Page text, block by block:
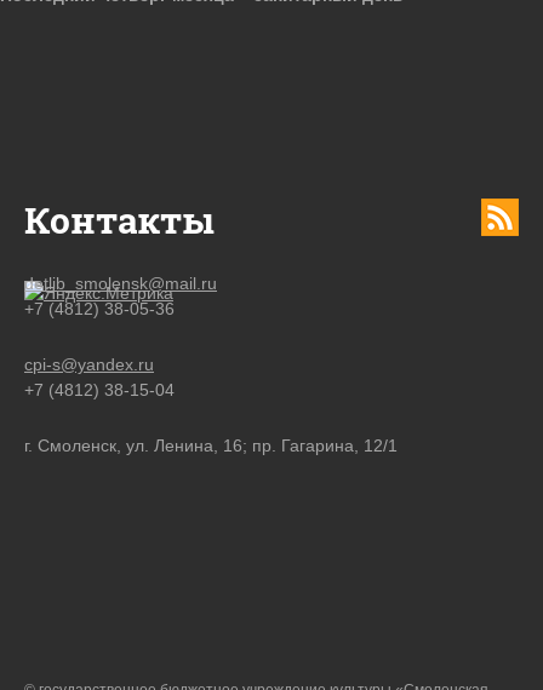
Контакты
detlib_smolensk@mail.ru
+7 (4812) 38-05-36
cpi-s@yandex.ru
+7 (4812) 38-15-04
г. Смоленск, ул. Ленина, 16; пр. Гагарина, 12/1